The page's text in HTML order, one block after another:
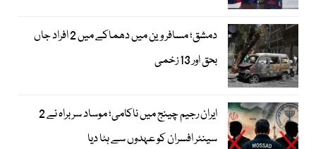
دمشق؛ مسافر وین میں دھماکے میں 2 افراد جاں
بحق اور 13 زخمی
ایران رجیم چینج میں ناکامی؛ موساد سربراہ نے 2
سینئر افسران کو عہدوں سے ہٹا دیا